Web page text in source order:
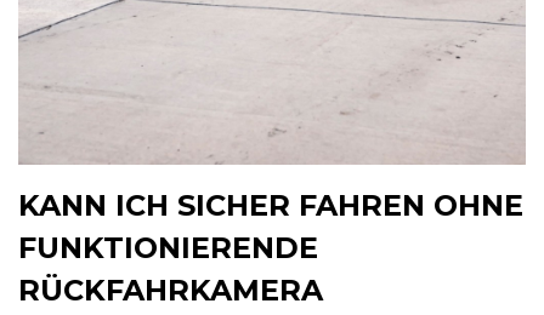
KANN ICH SICHER FAHREN OHNE
FUNKTIONIERENDE
RÜCKFAHRKAMERA